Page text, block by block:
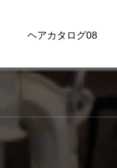
ヘアカタログ08